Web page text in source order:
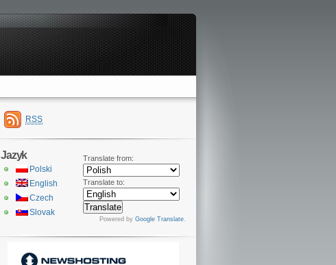
RSS
Translate from:
Translate to:
Powered by Google Translate.
Jazyk
Polski
English
Czech
Slovak